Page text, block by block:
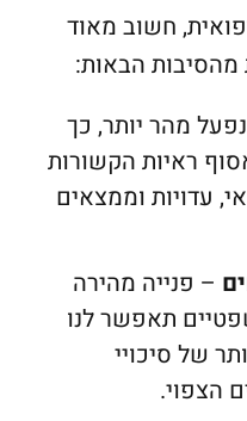
חשוב מאוד
הבאות:
מהר יותר, כך
ראיות הקשורות
עדויות וממצאים
– פנייה מהירה
תאפשר לנו
של סיכויי
הצפוי.